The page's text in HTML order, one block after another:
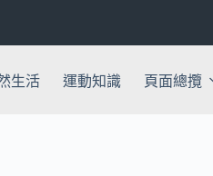
生活 運動知識 頁面總攬